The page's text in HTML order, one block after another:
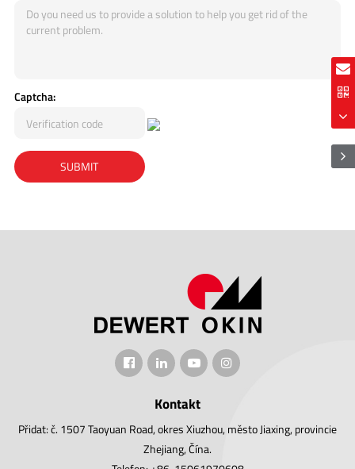
Captcha:
Kontakt
Přidat: č. 1507 Taoyuan Road, okres Xiuzhou, město Jiaxing, provincie
Zhejiang, Čína.